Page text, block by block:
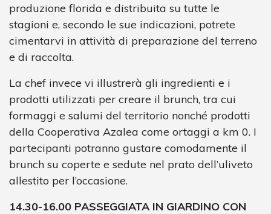
produzione florida e distribuita su tutte le
stagioni e, secondo le sue indicazioni, potrete
cimentarvi in attività di preparazione del terreno
e di raccolta.
La chef invece vi illustrerà gli ingredienti e i
prodotti utilizzati per creare il brunch, tra cui
formaggi e salumi del territorio nonché prodotti
della Cooperativa Azalea come ortaggi a km 0. I
partecipanti potranno gustare comodamente il
brunch su coperte e sedute nel prato dell’uliveto
allestito per l’occasione.
14.30-16.00 PASSEGGIATA IN GIARDINO CON